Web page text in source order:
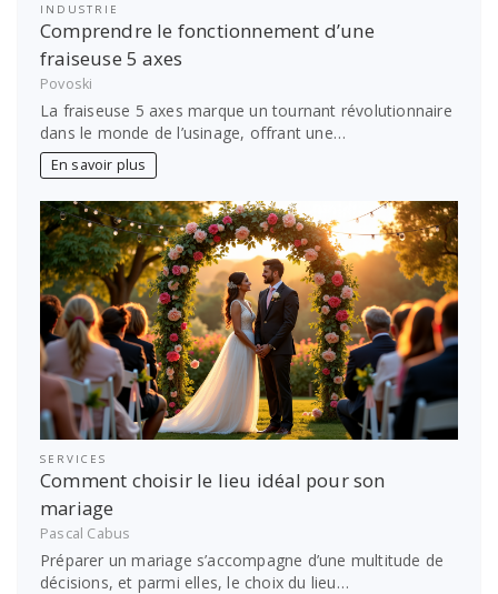
INDUSTRIE
Comprendre le fonctionnement d’une
fraiseuse 5 axes
Povoski
La fraiseuse 5 axes marque un tournant révolutionnaire
dans le monde de l’usinage, offrant une…
En savoir plus
SERVICES
Comment choisir le lieu idéal pour son
mariage
Pascal Cabus
Préparer un mariage s’accompagne d’une multitude de
décisions, et parmi elles, le choix du lieu…